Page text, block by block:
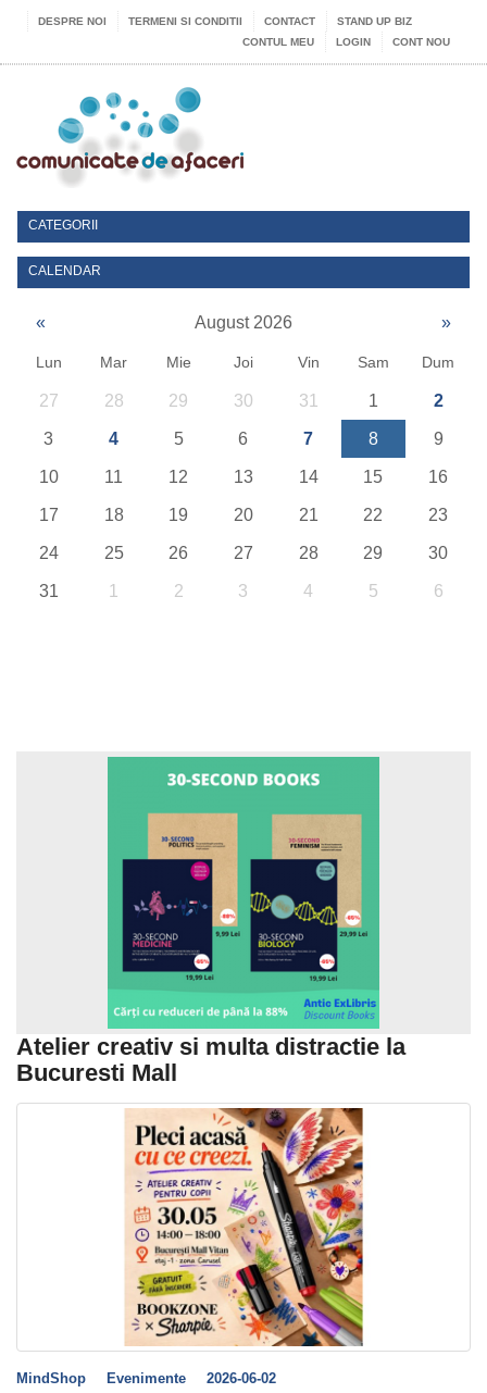
DESPRE NOI TERMENI SI CONDITII CONTACT
STAND UP BIZ
CONTUL MEU
LOGIN CONT NOU
CATEGORII
CALENDAR
« August 2026 »
Lun Mar Mie Joi Vin Sam Dum
27 28 29 30 31 1 2
3 4 5 6 7 8 9
10 11 12 13 14 15 16
17 18 19 20 21 22 23
24 25 26 27 28 29 30
31 1 2 3 4 5 6
Atelier creativ si multa distractie la
Bucuresti Mall
MindShop Evenimente 2026-06-02